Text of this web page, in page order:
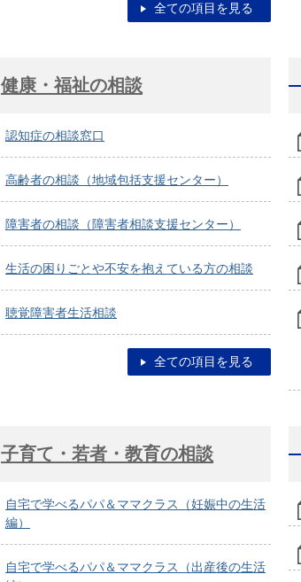
全ての項目を見る
健康・福祉の相談
認知症の相談窓口
高齢者の相談（地域包括支援センター）
障害者の相談（障害者相談支援センター）
生活の困りごとや不安を抱えている方の相談
聴覚障害者生活相談
全ての項目を見る
子育て・若者・教育の相談
自宅で学べるパパ＆ママクラス（妊娠中の生活
編）
自宅で学べるパパ＆ママクラス（出産後の生活